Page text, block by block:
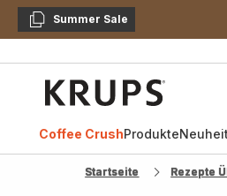
KopierenSummer Sale
Coffee CrushProdukte
Startseite Rezepte